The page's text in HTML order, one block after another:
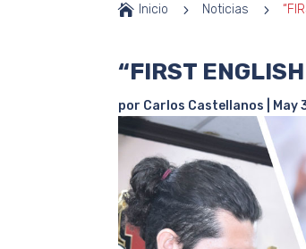
 Inicio 5 Noticias 5
“FIRST
por Carlos Castellanos May